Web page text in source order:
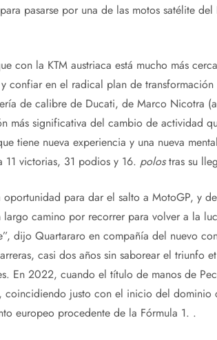
pasarse por una de las motos satélite del
con la KTM austriaca está mucho más
confiar en el radical plan de
de calibre de Ducati, de Marco Nicotra
más significativa del cambio de actividad
tiene nueva experiencia y una nueva
11 victorias, 31 podios y 16. polostras su
para dar el salto a MotoGP, y
largo camino por recorrer para volver a la
dijo Quartararo en compañía del nuevo
casi dos años sin saborear el triunfo
En 2022, cuando el título de manos de
coincidiendo justo con el inicio del dominio
europeo procedente de la Fórmula 1. .